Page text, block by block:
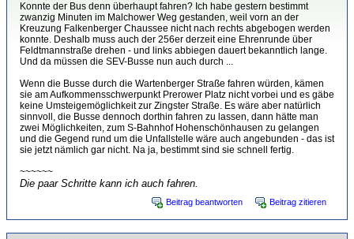
Konnte der Bus denn überhaupt fahren? Ich habe gestern bestimmt
zwanzig Minuten im Malchower Weg gestanden, weil vorn an der
Kreuzung Falkenberger Chaussee nicht nach rechts abgebogen werden
konnte. Deshalb muss auch der 256er derzeit eine Ehrenrunde über
Feldtmannstraße drehen - und links abbiegen dauert bekanntlich lange.
Und da müssen die SEV-Busse nun auch durch ...
Wenn die Busse durch die Wartenberger Straße fahren würden, kämen
sie am Aufkommensschwerpunkt Prerower Platz nicht vorbei und es gäbe
keine Umsteigemöglichkeit zur Zingster Straße. Es wäre aber natürlich
sinnvoll, die Busse dennoch dorthin fahren zu lassen, dann hätte man
zwei Möglichkeiten, zum S-Bahnhof Hohenschönhausen zu gelangen
und die Gegend rund um die Unfallstelle wäre auch angebunden - das ist
sie jetzt nämlich gar nicht. Na ja, bestimmt sind sie schnell fertig.
~~~~~~
Die paar Schritte kann ich auch fahren.
Beitrag beantworten Beitrag zitieren